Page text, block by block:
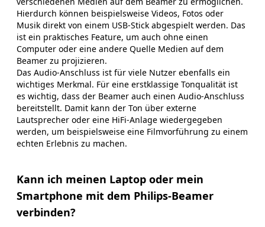
Hierdurch können beispielsweise Videos, Fotos oder
Musik direkt von einem USB-Stick abgespielt werden. Das
ist ein praktisches Feature, um auch ohne einen
Computer oder eine andere Quelle Medien auf dem
Beamer zu projizieren.
Das Audio-Anschluss ist für viele Nutzer ebenfalls ein
wichtiges Merkmal. Für eine erstklassige Tonqualität ist
es wichtig, dass der Beamer auch einen Audio-Anschluss
bereitstellt. Damit kann der Ton über externe
Lautsprecher oder eine HiFi-Anlage wiedergegeben
werden, um beispielsweise eine Filmvorführung zu einem
echten Erlebnis zu machen.
Kann ich meinen Laptop oder mein
Smartphone mit dem Philips-Beamer
verbinden?